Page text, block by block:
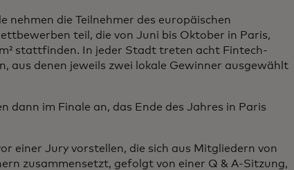
nehmen die Teilnehmer des europäischen
teil, die von Juni bis Oktober in Paris,
stattfinden. In jeder Stadt treten acht Fintech-
aus denen jeweils zwei lokale Gewinner ausgewählt
dann im Finale an, das Ende des Jahres in Paris
einer Jury vorstellen, die sich aus Mitgliedern von
zusammensetzt, gefolgt von einer Q & A-Sitzung,